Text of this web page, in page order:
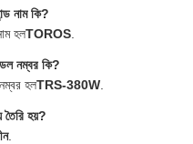
নাম কি?
হলTOROS
নম্বর কি?
হলTRS-380W
তৈরি হয়?
.